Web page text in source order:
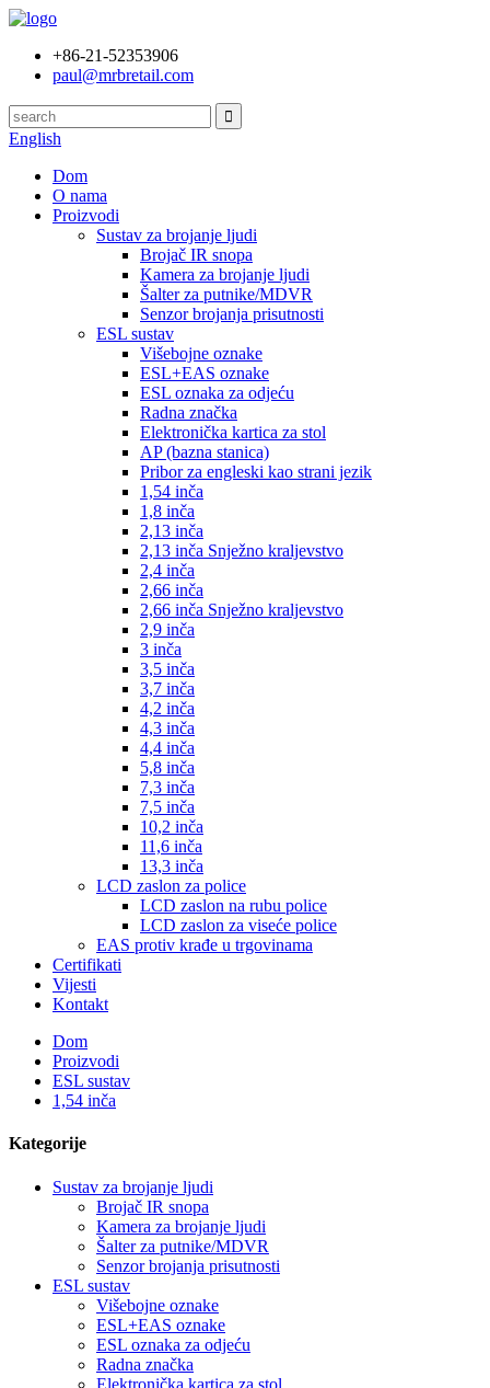
+86-21-52353906
paul@mrbretail.com
English
Dom
O nama
Proizvodi
Sustav za brojanje ljudi
Brojač IR snopa
Kamera za brojanje ljudi
Šalter za putnike/MDVR
Senzor brojanja prisutnosti
ESL sustav
Višebojne oznake
ESL+EAS oznake
ESL oznaka za odjeću
Radna značka
Elektronička kartica za stol
AP (bazna stanica)
Pribor za engleski kao strani jezik
1,54 inča
1,8 inča
2,13 inča
2,13 inča Snježno kraljevstvo
2,4 inča
2,66 inča
2,66 inča Snježno kraljevstvo
2,9 inča
3 inča
3,5 inča
3,7 inča
4,2 inča
4,3 inča
4,4 inča
5,8 inča
7,3 inča
7,5 inča
10,2 inča
11,6 inča
13,3 inča
LCD zaslon za police
LCD zaslon na rubu police
LCD zaslon za viseće police
EAS protiv krađe u trgovinama
Certifikati
Vijesti
Kontakt
Dom
Proizvodi
ESL sustav
1,54 inča
Kategorije
Sustav za brojanje ljudi
Brojač IR snopa
Kamera za brojanje ljudi
Šalter za putnike/MDVR
Senzor brojanja prisutnosti
ESL sustav
Višebojne oznake
ESL+EAS oznake
ESL oznaka za odjeću
Radna značka
Elektronička kartica za stol